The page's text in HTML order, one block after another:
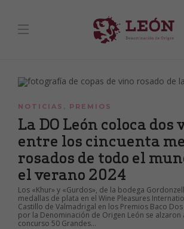
NOTICIAS , PREMIOS
La DO León coloca dos
entre los cincuenta
rosados de todo el
el verano 2024
Los «Khur» y «Gurdos», de la bodega
medallas de plata en el Wine Pleasures
Castillo de Valmadrigal en los Premios Baco
por la Denominación de Origen León se alzaron
concurso 50 Grandes...